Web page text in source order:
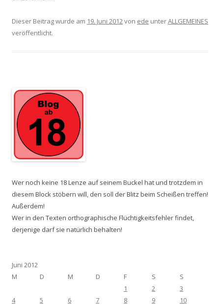
Dieser Beitrag wurde am 19. Juni 2012von ede unterALLGEMEINES
veröffentlicht.
Wer noch keine 18 Lenze auf seinem Buckel hat und trotzdem in
diesem Block stöbern will, den soll der Blitz beim Scheißen treffen!
Außerdem!
Wer in den Texten orthographische Flüchtigkeitsfehler findet,
derjenige darf sie natürlich behalten!
Juni 2012
M
D M D F S
S
1
2
3
4
5 6 7 8 9
10